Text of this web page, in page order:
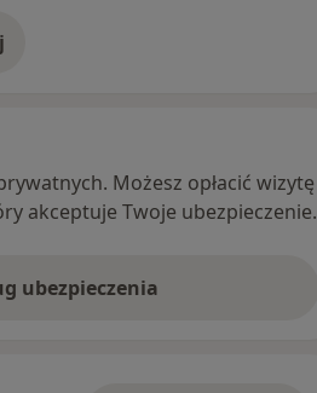
Możesz opłacić wizytę
akceptuje Twoje ubezpieczenie.
ubezpieczenia